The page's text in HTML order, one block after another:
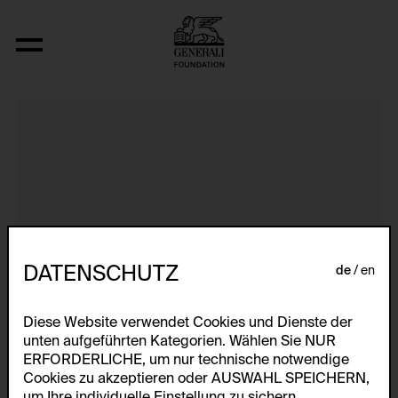
Aerospace Folktales
DATENSCHUTZ de en
Diese Website verwendet Cookies und Dienste der
unten aufgeführten Kategorien. Wählen Sie NUR
ERFORDERLICHE, um nur technische notwendige
Cookies zu akzeptieren oder AUSWAHL SPEICHERN,